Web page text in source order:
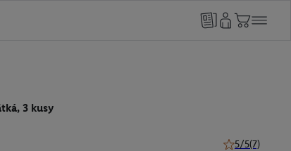
3 kusy
5/5(7)